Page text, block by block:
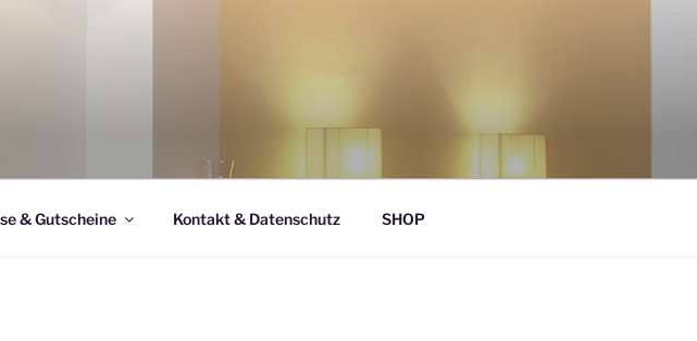
& Gutscheine Kontakt & Datenschutz SHOP